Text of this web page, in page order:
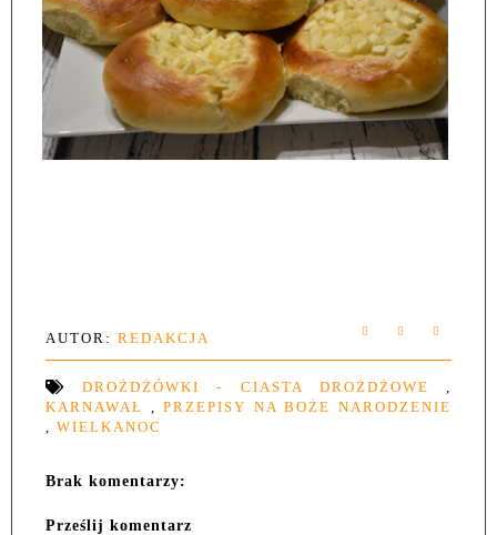
AUTOR: REDAKCJA
DROŻDŻÓWKI - CIASTA DROŻDŻOWE
KARNAWAŁ
,PRZEPISY NA BOŻE NARODZENIE
WIELKANOC
Brak komentarzy:
Prześlij komentarz